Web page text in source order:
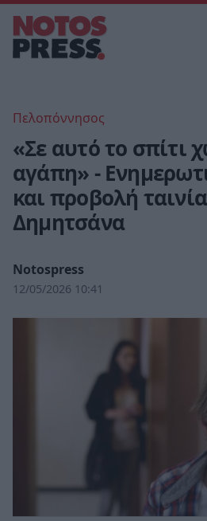
Πελοπόννησος
«Σε αυτό το σπίτι
αγάπη» -
και προβολή
Δημητσάνα
Notospress
12/05/2026 10:41